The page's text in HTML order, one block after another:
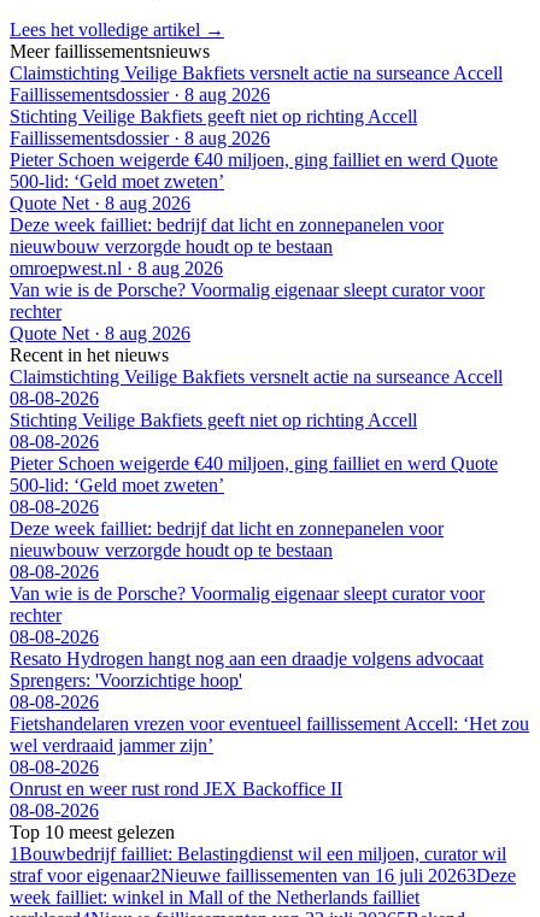
Lees het volledige artikel →
Meer faillissementsnieuws
Claimstichting Veilige Bakfiets versnelt actie na surseance Accell
Faillissementsdossier· 8 aug 2026
Stichting Veilige Bakfiets geeft niet op richting Accell
Faillissementsdossier· 8 aug 2026
Pieter Schoen weigerde €40 miljoen, ging failliet en werd Quote
500-lid: ‘Geld moet zweten’
Quote Net · 8 aug 2026
Deze week failliet: bedrijf dat licht en zonnepanelen voor
nieuwbouw verzorgde houdt op te bestaan
omroepwest.nl · 8 aug 2026
Van wie is de Porsche? Voormalig eigenaar sleept curator voor
rechter
Quote Net · 8 aug 2026
Recent in het nieuws
Claimstichting Veilige Bakfiets versnelt actie na surseance Accell
08-08-2026
Stichting Veilige Bakfiets geeft niet op richting Accell
08-08-2026
Pieter Schoen weigerde €40 miljoen, ging failliet en werd Quote
500-lid: ‘Geld moet zweten’
08-08-2026
Deze week failliet: bedrijf dat licht en zonnepanelen voor
nieuwbouw verzorgde houdt op te bestaan
08-08-2026
Van wie is de Porsche? Voormalig eigenaar sleept curator voor
rechter
08-08-2026
Resato Hydrogen hangt nog aan een draadje volgens advocaat
Sprengers: 'Voorzichtige hoop'
08-08-2026
Fietshandelaren vrezen voor eventueel faillissement Accell: ‘Het zou
wel verdraaid jammer zijn’
08-08-2026
Onrust en weer rust rond JEX Backoffice II
08-08-2026
Top 10 meest gelezen
1Bouwbedrijf failliet: Belastingdienst wil een miljoen, curator wil
straf voor eigenaar2Nieuwe faillissementen van 16 juli 20263Deze
week failliet: winkel in Mall of the Netherlands failliet